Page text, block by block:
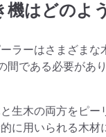
機はどのよ
ラーはさまざま
である必要があ
生木の両方をピ
に用いられる木材